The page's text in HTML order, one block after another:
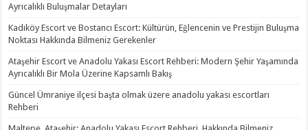
Ayrıcalıklı Buluşmalar Detayları
Kadıköy Escort ve Bostancı Escort: Kültürün, Eğlencenin ve Prestijin Buluşma
Noktası Hakkında Bilmeniz Gerekenler
Ataşehir Escort ve Anadolu Yakası Escort Rehberi: Modern Şehir Yaşamında
Ayrıcalıklı Bir Mola Üzerine Kapsamlı Bakış
Güncel Ümraniye ilçesi başta olmak üzere anadolu yakası escortları
Rehberi